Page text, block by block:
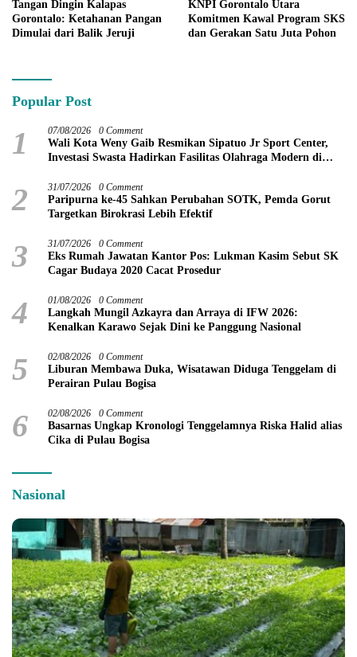
Tangan Dingin Kalapas
Gorontalo: Ketahanan Pangan
Dimulai dari Balik Jeruji
KNPI Gorontalo Utara
Komitmen Kawal Program SKS
dan Gerakan Satu Juta Pohon
Popular Post
1 07/08/2026 0 Comment
Wali Kota Weny Gaib Resmikan Sipatuo Jr Sport Center,
Investasi Swasta Hadirkan Fasilitas Olahraga Modern di
2 31/07/2026 0 Comment
Paripurna ke-45 Sahkan Perubahan SOTK, Pemda Gorut
Targetkan Birokrasi Lebih Efektif
3 31/07/2026 0 Comment
Eks Rumah Jawatan Kantor Pos: Lukman Kasim Sebut SK
Cagar Budaya 2020 Cacat Prosedur
4 01/08/2026 0 Comment
Langkah Mungil Azkayra dan Arraya di IFW 2026:
Kenalkan Karawo Sejak Dini ke Panggung Nasional
5 02/08/2026 0 Comment
Liburan Membawa Duka, Wisatawan Diduga Tenggelam di
Perairan Pulau Bogisa
6 02/08/2026 0 Comment
Basarnas Ungkap Kronologi Tenggelamnya Riska Halid alias
Cika di Pulau Bogisa
Nasional